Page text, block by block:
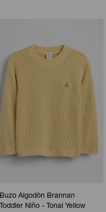
Buzo Algodòn Brannan
Toddler Niño - Tonal Yellow